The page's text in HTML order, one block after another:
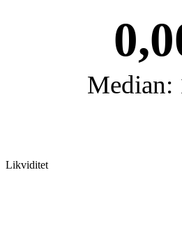
Median:
Likviditet